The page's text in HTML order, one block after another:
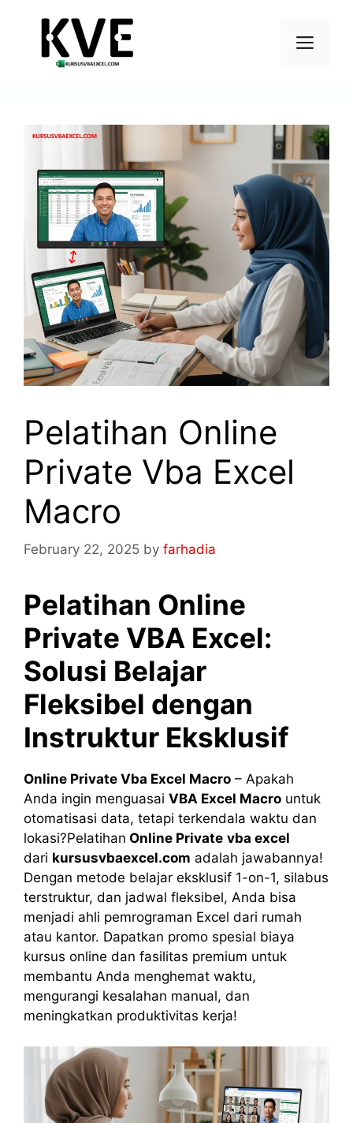
Pelatihan Online
Private Vba Excel
Macro
February 22, 2025 by farhadia
Pelatihan Online
Private VBA Excel:
Solusi Belajar
Fleksibel dengan
Instruktur Eksklusif
Online Private Vba Excel Macro – Apakah
Anda ingin menguasai VBA Excel Macro untuk
otomatisasi data, tetapi terkendala waktu dan
lokasi?Pelatihan Online Private vba excel
dari kursusvbaexcel.com adalah jawabannya!
Dengan metode belajar eksklusif 1-on-1, silabus
terstruktur, dan jadwal fleksibel, Anda bisa
menjadi ahli pemrograman Excel dari rumah
atau kantor. Dapatkan promo spesial biaya
kursus online dan fasilitas premium untuk
membantu Anda menghemat waktu,
mengurangi kesalahan manual, dan
meningkatkan produktivitas kerja!